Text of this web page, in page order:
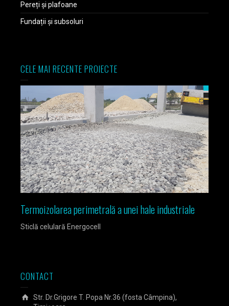
Pereți și plafoane
Fundații și subsoluri
CELE MAI RECENTE PROIECTE
Termoizolarea perimetrală a unei hale industriale
Sticlă celulară Energocell
CONTACT
Str. Dr.Grigore T. Popa Nr.36 (fosta Câmpina),